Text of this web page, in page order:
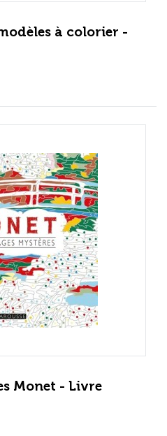
à colorier -
Monet - Livre